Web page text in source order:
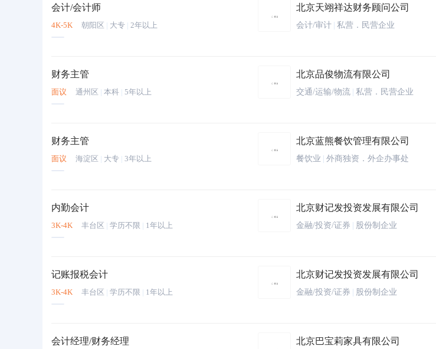
会计/会计师
4K-5K 朝阳区 | 大专 | 2年以上
北京天翊祥达财务顾问公司
会计/审计 私营．民营企业
财务主管
面议 通州区 | 本科 | 5年以上
北京品俊物流有限公司
交通/运输/物流 私营．民营企业
财务主管
面议 海淀区 | 大专 | 3年以上
北京蓝熊餐饮管理有限公司
餐饮业 外商独资．外企办事处
内勤会计
3K-4K 丰台区 | 学历不限 | 1年以上
北京财记发投资发展有限公司
金融/投资/证券 股份制企业
记账报税会计
3K-4K 丰台区 | 学历不限 | 1年以上
北京财记发投资发展有限公司
金融/投资/证券 股份制企业
会计经理/财务经理 北京巴宝莉家具有限公司